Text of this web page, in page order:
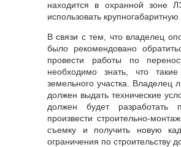
находится в охранной зоне
использовать
В связи с тем, что владелец
было рекомендовано
провести работы по
необходимо знать, что
земельного участка. Владелец
должен выдать технические
должен будет разработать
произвести строительно-
съемку и получить новую
ограничения по строительству